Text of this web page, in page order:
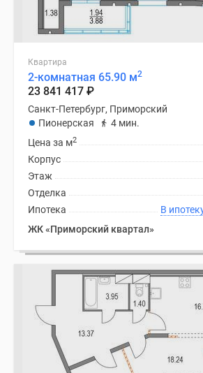
Квартира
2-комнатная 65.90 м2
23 841 417 ₽
Санкт-Петербург, Приморский
Пионерская
4 мин.
Цена за м2
Корпус
Этаж
Отделка
Ипотека
ЖК «Приморский квартал»